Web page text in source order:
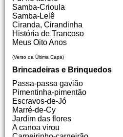
Samba-Crioula
Samba-Lelê
Ciranda, Cirandinha
História de Trancoso
Meus Oito Anos
(Verso da Última Capa)
Brincadeiras e Brinquedos
Passa-passa gavião
Pimentinha-pimentão
Escravos-de-Jó
Marré-de-Cy
Jardim das flores
A canoa virou